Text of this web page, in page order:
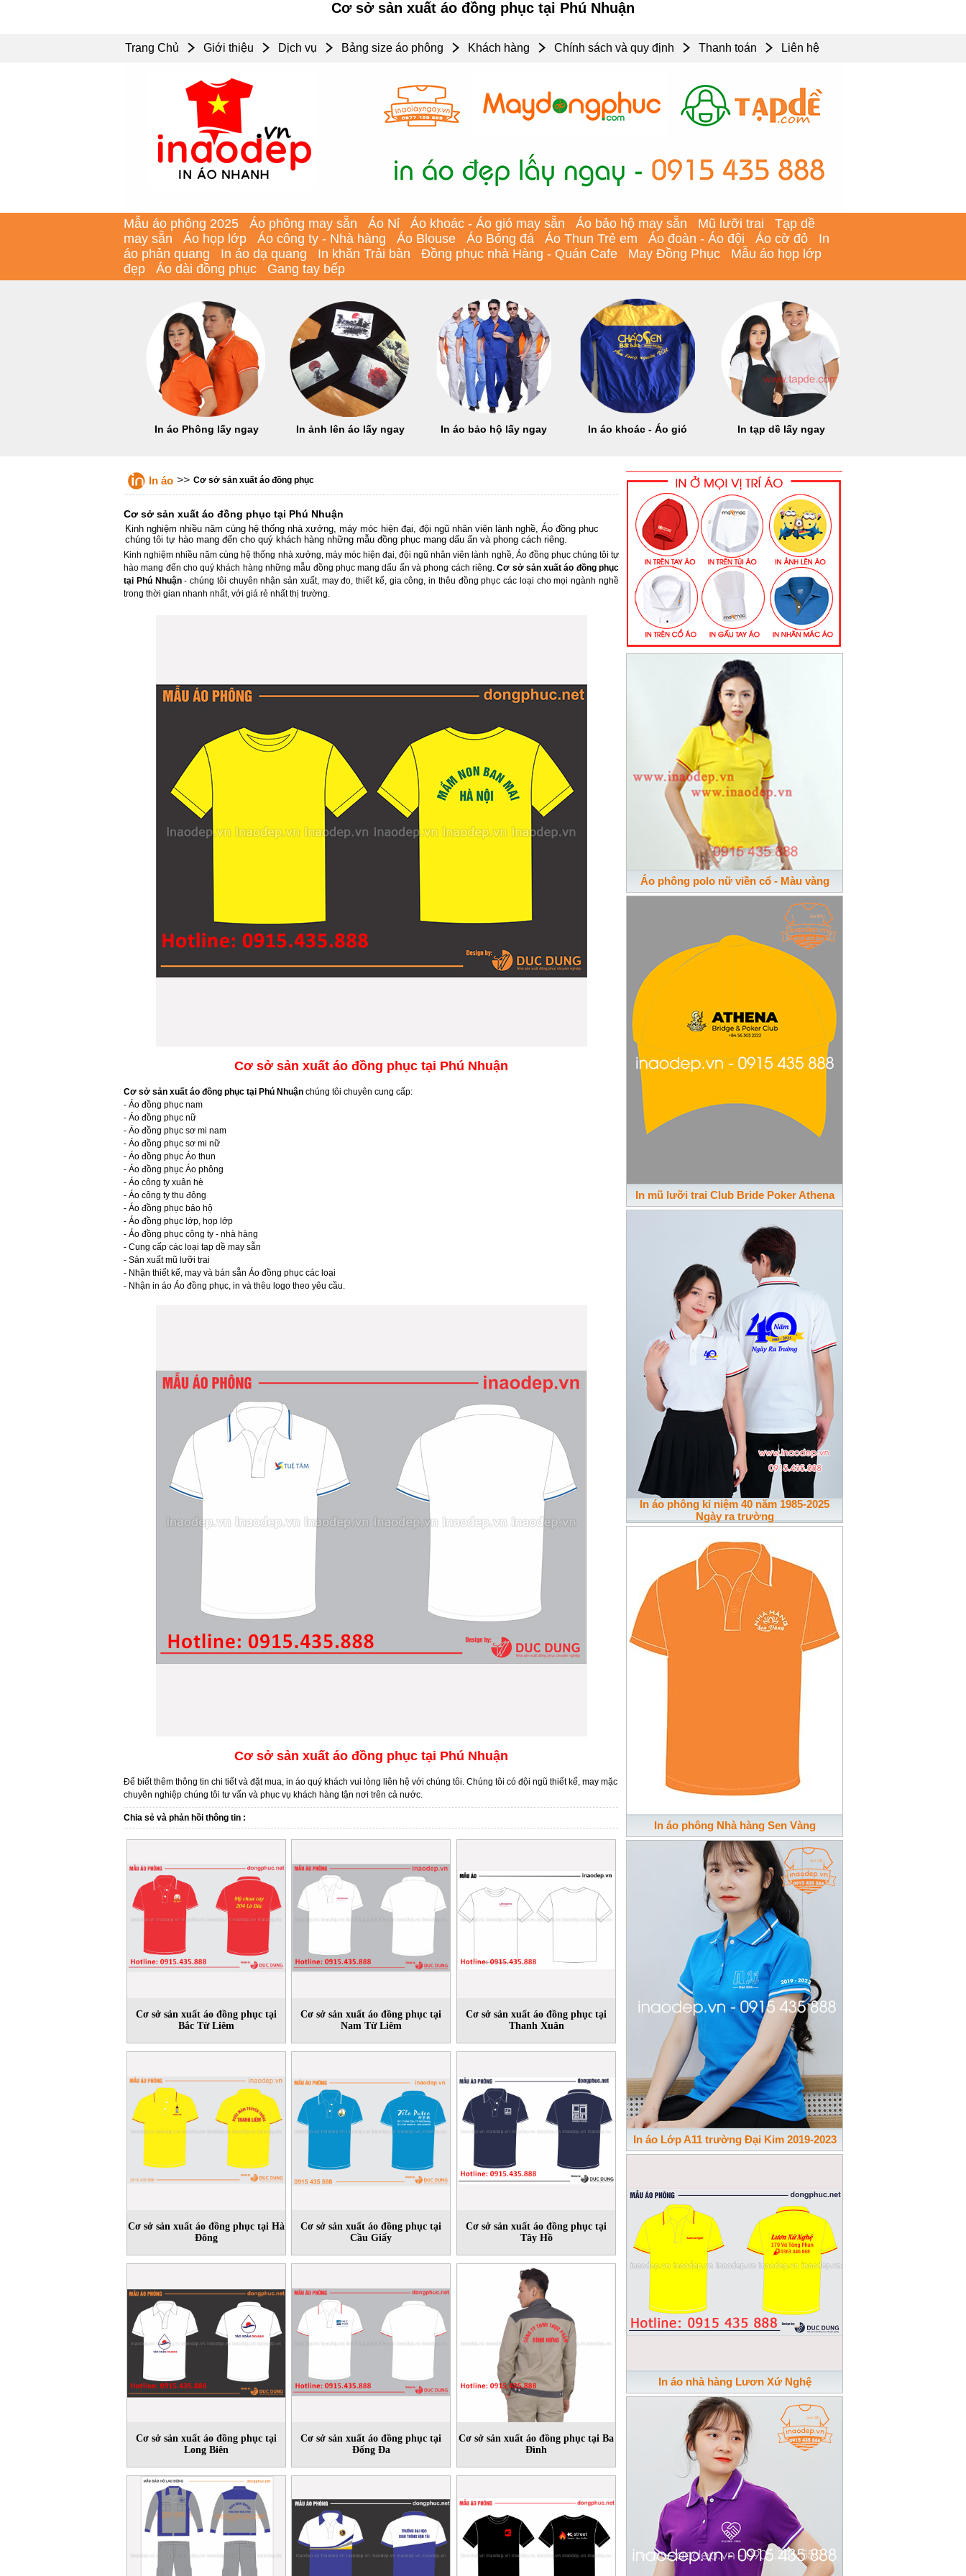
Cơ sở sản xuất áo đồng phục tại Phú Nhuận
Trang Chủ Giới thiệu Dịch vụ Bảng size áo phông Khách hàng Chính sách và quy định Thanh toán Liên hệ
Mẫu áo phông 2025 Áo phông may sẵn Áo Nỉ Áo khoác - Áo gió may sẵn Áo bảo hộ may sẵn Mũ lưỡi trai
Tạp dề
may sẵn
Áo họp lớp Áo công ty - Nhà hàng Áo Blouse Áo Bóng đá Áo Thun Trẻ em Áo đoàn - Áo đội Áo cờ đỏ
In
áo phản quang
In áo dạ quang In khăn Trải bàn Đồng phục nhà Hàng - Quán Cafe May Đồng Phục
Mẫu áo họp lớp
đẹp
Áo dài đồng phục Gang tay bếp
In áo Phông lấy ngay In ảnh lên áo lấy ngay In áo bảo hộ lấy ngay In áo khoác - Áo gió In tạp dề lấy ngay
In áo >> Cơ sở sản xuất áo đồng phục
Cơ sở sản xuất áo đồng phục tại Phú Nhuận
Kinh nghiệm nhiều năm cùng hệ thống nhà xưởng, máy móc hiện đại, đội ngũ nhân viên lành nghề, Áo đồng phục
chúng tôi tự hào mang đến cho quý khách hàng những mẫu đồng phục mang dấu ấn và phong cách riêng.
Kinh nghiệm nhiều năm cùng hệ thống nhà xưởng, máy móc hiện đại, đội ngũ nhân viên lành nghề, Áo đồng phục chúng tôi tự
hào mang đến cho quý khách hàng những mẫu đồng phục mang dấu ấn và phong cách riêng.Cơ sở sản xuất áo đồng phục
tại Phú Nhuận- chúng tôi chuyên nhận sản xuất, may đo, thiết kế, gia công, in thêu đồng phục các loại cho mọi ngành nghề
trong thời gian nhanh nhất, với giá rẻ nhất thị trường.
Cơ sở sản xuất áo đồng phục tại Phú Nhuận
Cơ sở sản xuất áo đồng phục tại Phú Nhuận chúng tôi chuyên cung cấp:
- Áo đồng phục nam
- Áo đồng phục nữ
- Áo đồng phục sơ mi nam
- Áo đồng phục sơ mi nữ
- Áo đồng phục Áo thun
- Áo đồng phục Áo phông
- Áo công ty xuân hè
- Áo công ty thu đông
- Áo đồng phục bảo hộ
- Áo đồng phục lớp, họp lớp
- Áo đồng phục công ty - nhà hàng
- Cung cấp các loại tạp dề may sẵn
- Sản xuất mũ lưỡi trai
- Nhận thiết kế, may và bán sẵn Áo đồng phục các loại
- Nhận in áo Áo đồng phục, in và thêu logo theo yêu cầu.
Cơ sở sản xuất áo đồng phục tại Phú Nhuận
Để biết thêm thông tin chi tiết và đặt mua, in áo quý khách vui lòng liên hệ với chúng tôi. Chúng tôi có đội ngũ thiết kế, may mặc
chuyên nghiệp chúng tôi tư vấn và phục vụ khách hàng tận nơi trên cả nước.
Chia sẻ và phản hồi thông tin :
Cơ sở sản xuất áo đồng phục tại
Bắc Từ Liêm
Cơ sở sản xuất áo đồng phục tại
Nam Từ Liêm
Cơ sở sản xuất áo đồng phục tại
Thanh Xuân
Cơ sở sản xuất áo đồng phục tại Hà
Ðông
Cơ sở sản xuất áo đồng phục tại
Cầu Giấy
Cơ sở sản xuất áo đồng phục tại
Tây Hồ
Cơ sở sản xuất áo đồng phục tại
Long Biên
Cơ sở sản xuất áo đồng phục tại
Ðống Ða
Cơ sở sản xuất áo đồng phục tại Ba
Ðình
Áo phông polo nữ viền cổ - Màu vàng
In mũ lưỡi trai Club Bride Poker Athena
In áo phông kỉ niệm 40 năm 1985-2025
Ngày ra trường
In áo phông Nhà hàng Sen Vàng
In áo Lớp A11 trường Đại Kim 2019-2023
In áo nhà hàng Lươn Xứ Nghệ